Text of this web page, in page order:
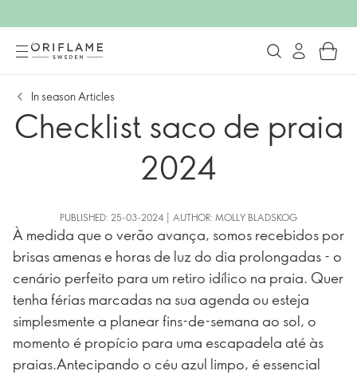
In season Articles
Checklist saco de praia
2024
PUBLISHED: 25-03-2024 | AUTHOR: MOLLY BLADSKOG
À medida que o verão avança, somos recebidos por
brisas amenas e horas de luz do dia prolongadas - o
cenário perfeito para um retiro idílico na praia. Quer
tenha férias marcadas na sua agenda ou esteja
simplesmente a planear fins-de-semana ao sol, o
momento é propício para uma escapadela até às
praias.Antecipando o céu azul limpo, é essencial